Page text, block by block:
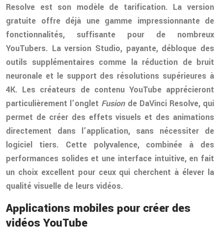
Resolve est son modèle de tarification. La version
gratuite offre déjà une gamme impressionnante de
fonctionnalités, suffisante pour de nombreux
YouTubers. La version Studio, payante, débloque des
outils supplémentaires comme la réduction de bruit
neuronale et le support des résolutions supérieures à
4K. Les créateurs de contenu YouTube apprécieront
particulièrement l’onglet Fusionde DaVinci Resolve, qui
permet de créer des effets visuels et des animations
directement dans l’application, sans nécessiter de
logiciel tiers. Cette polyvalence, combinée à des
performances solides et une interface intuitive, en fait
un choix excellent pour ceux qui cherchent à élever la
qualité visuelle de leurs vidéos.
Applications mobiles pour créer des
vidéos YouTube